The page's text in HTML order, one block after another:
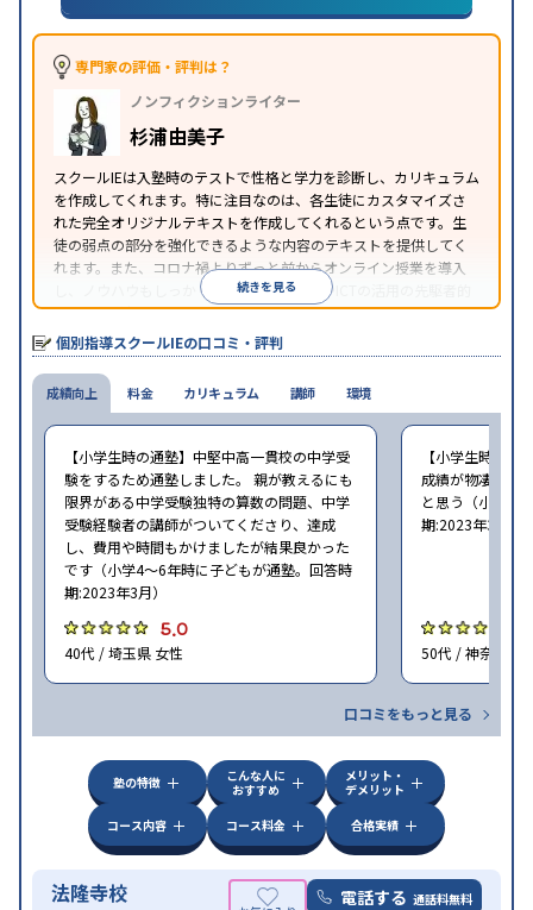
中高一貫校生に対応
可能季節講習のみの受講可
※2023年3月調査。小学校高学年の個別指導塾アンケート調査方法
専門家の評価・評判は？
ノンフィクションライター
杉浦由美子
スクールIEは入塾時のテストで性格と学力を診断し、カリキュラム
を作成してくれます。特に注目なのは、各生徒にカスタマイズさ
れた完全オリジナルテキストを作成してくれるという点です。生
徒の弱点の部分を強化できるような内容のテキストを提供してく
れます。また、コロナ禍よりずっと前からオンライン授業を導入
し、ノウハウもしっかりとしています。AIやICTの活用の先駆者的
な個別指導塾です。
続きを見る
個別指導スクールIEの口コミ・評判
成績向上
【小学生時の通塾】中堅中高一貫校の中学受
験をするため通塾しました。 親が教えるにも
限界がある中学受験独特の算数の問題、中学
受験経験者の講師がついてくださり、達成
し、費用や時間もかけましたが結果良かった
です（小学4〜6年時に子どもが通塾。回答時
期:2023年3月）
5.0
40代 / 埼玉県 女性
【小学生時の通
成績が物凄く悪
と思う（小学6
期:2023年3月）
50代 / 神奈川県
口コミをもっと見る
料金 カリキュラム 講師 環境
塾の特徴
こんな人に
おすすめ
メリット・
デメリット
コース内容
コース料金 合格実績
法隆寺校 電話する 通話料無料